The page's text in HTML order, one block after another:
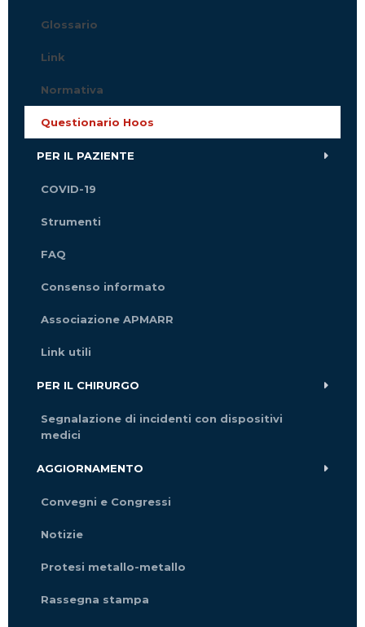
Glossario
Link
Normativa
Questionario Hoos
PER IL PAZIENTE
COVID-19
Strumenti
FAQ
Consenso informato
Associazione APMARR
Link utili
PER IL CHIRURGO
Segnalazione di incidenti con dispositivi
medici
AGGIORNAMENTO
Convegni e Congressi
Notizie
Protesi metallo-metallo
Rassegna stampa